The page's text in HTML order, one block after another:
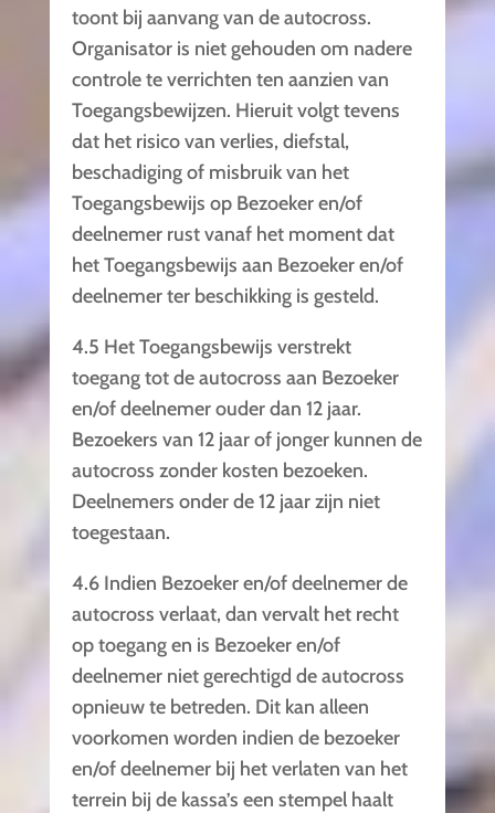
toont bij aanvang van de autocross.
Organisator is niet gehouden om nadere
controle te verrichten ten aanzien van
Toegangsbewijzen. Hieruit volgt tevens
dat het risico van verlies, diefstal,
beschadiging of misbruik van het
Toegangsbewijs op Bezoeker en/of
deelnemer rust vanaf het moment dat
het Toegangsbewijs aan Bezoeker en/of
deelnemer ter beschikking is gesteld.
4.5 Het Toegangsbewijs verstrekt
toegang tot de autocross aan Bezoeker
en/of deelnemer ouder dan 12 jaar.
Bezoekers van 12 jaar of jonger kunnen de
autocross zonder kosten bezoeken.
Deelnemers onder de 12 jaar zijn niet
toegestaan.
4.6 Indien Bezoeker en/of deelnemer de
autocross verlaat, dan vervalt het recht
op toegang en is Bezoeker en/of
deelnemer niet gerechtigd de autocross
opnieuw te betreden. Dit kan alleen
voorkomen worden indien de bezoeker
en/of deelnemer bij het verlaten van het
terrein bij de kassa’s een stempel haalt